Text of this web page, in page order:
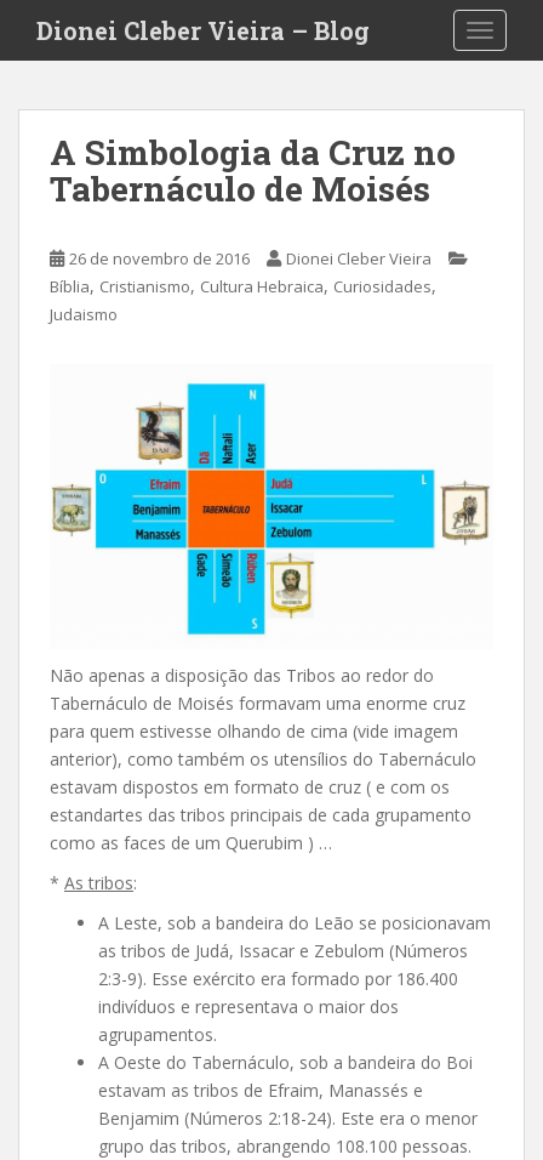
i
Dionei Cleber Vieira – Blog
A Simbologia da Cruz no
Tabernáculo de Moisés
26 de novembro de 2016
Dionei Cleber Vieira
Bíblia, Cristianismo, Cultura Hebraica, Curiosidades,
Judaismo
Não apenas a disposição das Tribos ao redor do
Tabernáculo de Moisés formavam uma enorme cruz
para quem estivesse olhando de cima (vide imagem
anterior), como também os utensílios do Tabernáculo
estavam dispostos em formato de cruz ( e com os
estandartes das tribos principais de cada grupamento
como as faces de um Querubim ) …
* As tribos:
A Leste, sob a bandeira do Leão se posicionavam
as tribos de Judá, Issacar e Zebulom (Números
2:3-9). Esse exército era formado por 186.400
indivíduos e representava o maior dos
agrupamentos.
A Oeste do Tabernáculo, sob a bandeira do Boi
estavam as tribos de Efraim, Manassés e
Benjamim (Números 2:18-24). Este era o menor
grupo das tribos, abrangendo 108.100 pessoas.